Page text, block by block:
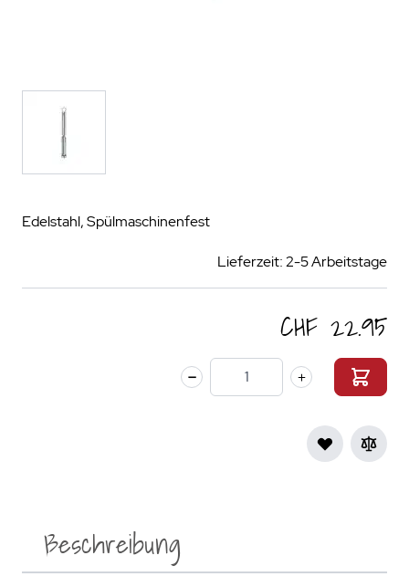
Edelstahl, Spülmaschinenfest
Lieferzeit: 2-5 Arbeitstage
CHF 22.95
Menge
Beschreibung